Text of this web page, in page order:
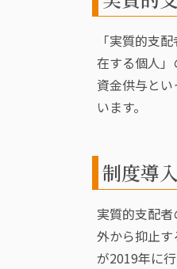
「実質的支
在する個人
資金供与と
います。
制度導
実質的支配
外から抑止す
が2019年に